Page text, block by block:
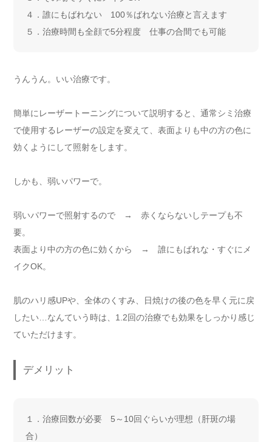
４．誰にもばれない 100％ばれない治療と言えます
５．治療時間も全顔で5分程度 仕事の合間でも可能
うんうん。いい治療です。
簡単にレーザートーニングについて説明すると、通常シミ治療
で使用するレーザーの設定を変えて、表面よりも中の方の色に
効くようにして照射をします。
しかも、弱いパワーで。
弱いパワーで照射するので → 赤くならないしテープも不
要。
表面より中の方の色に効くから → 誰にもばれな・すぐにメ
イクOK。
肌のハリ感UPや、全体のくすみ、日焼けの後の色を早く元に戻
したい…なんていう時は、1.2回の治療でも効果をしっかり感じ
ていただけます。
デメリット
１．治療回数が必要 5～10回ぐらいが理想（肝斑の場
合）